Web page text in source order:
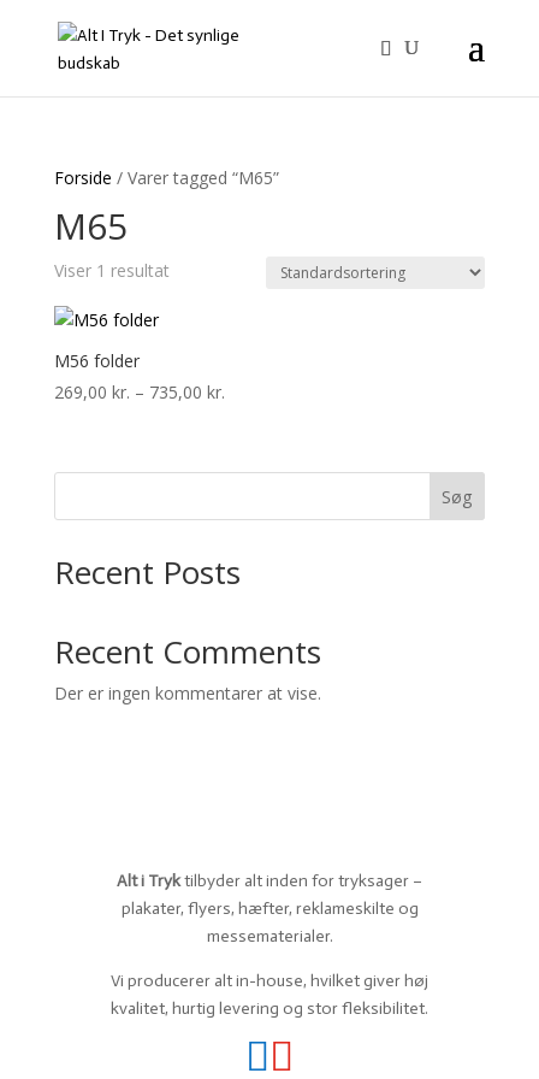
Forside / Varer tagged “M65”
M65
Viser 1 resultat
M56 folder
269,00 kr. – 735,00 kr.Prisinterval:
735,00 kr.
Søg
Recent Posts
Recent Comments
Der er ingen kommentarer at vise.
Alt i Tryktilbyder alt inden for tryksager –
plakater, flyers, hæfter, reklameskilte og
messematerialer.
Vi producerer alt in-house, hvilket giver høj
kvalitet, hurtig levering og stor fleksibilitet.
